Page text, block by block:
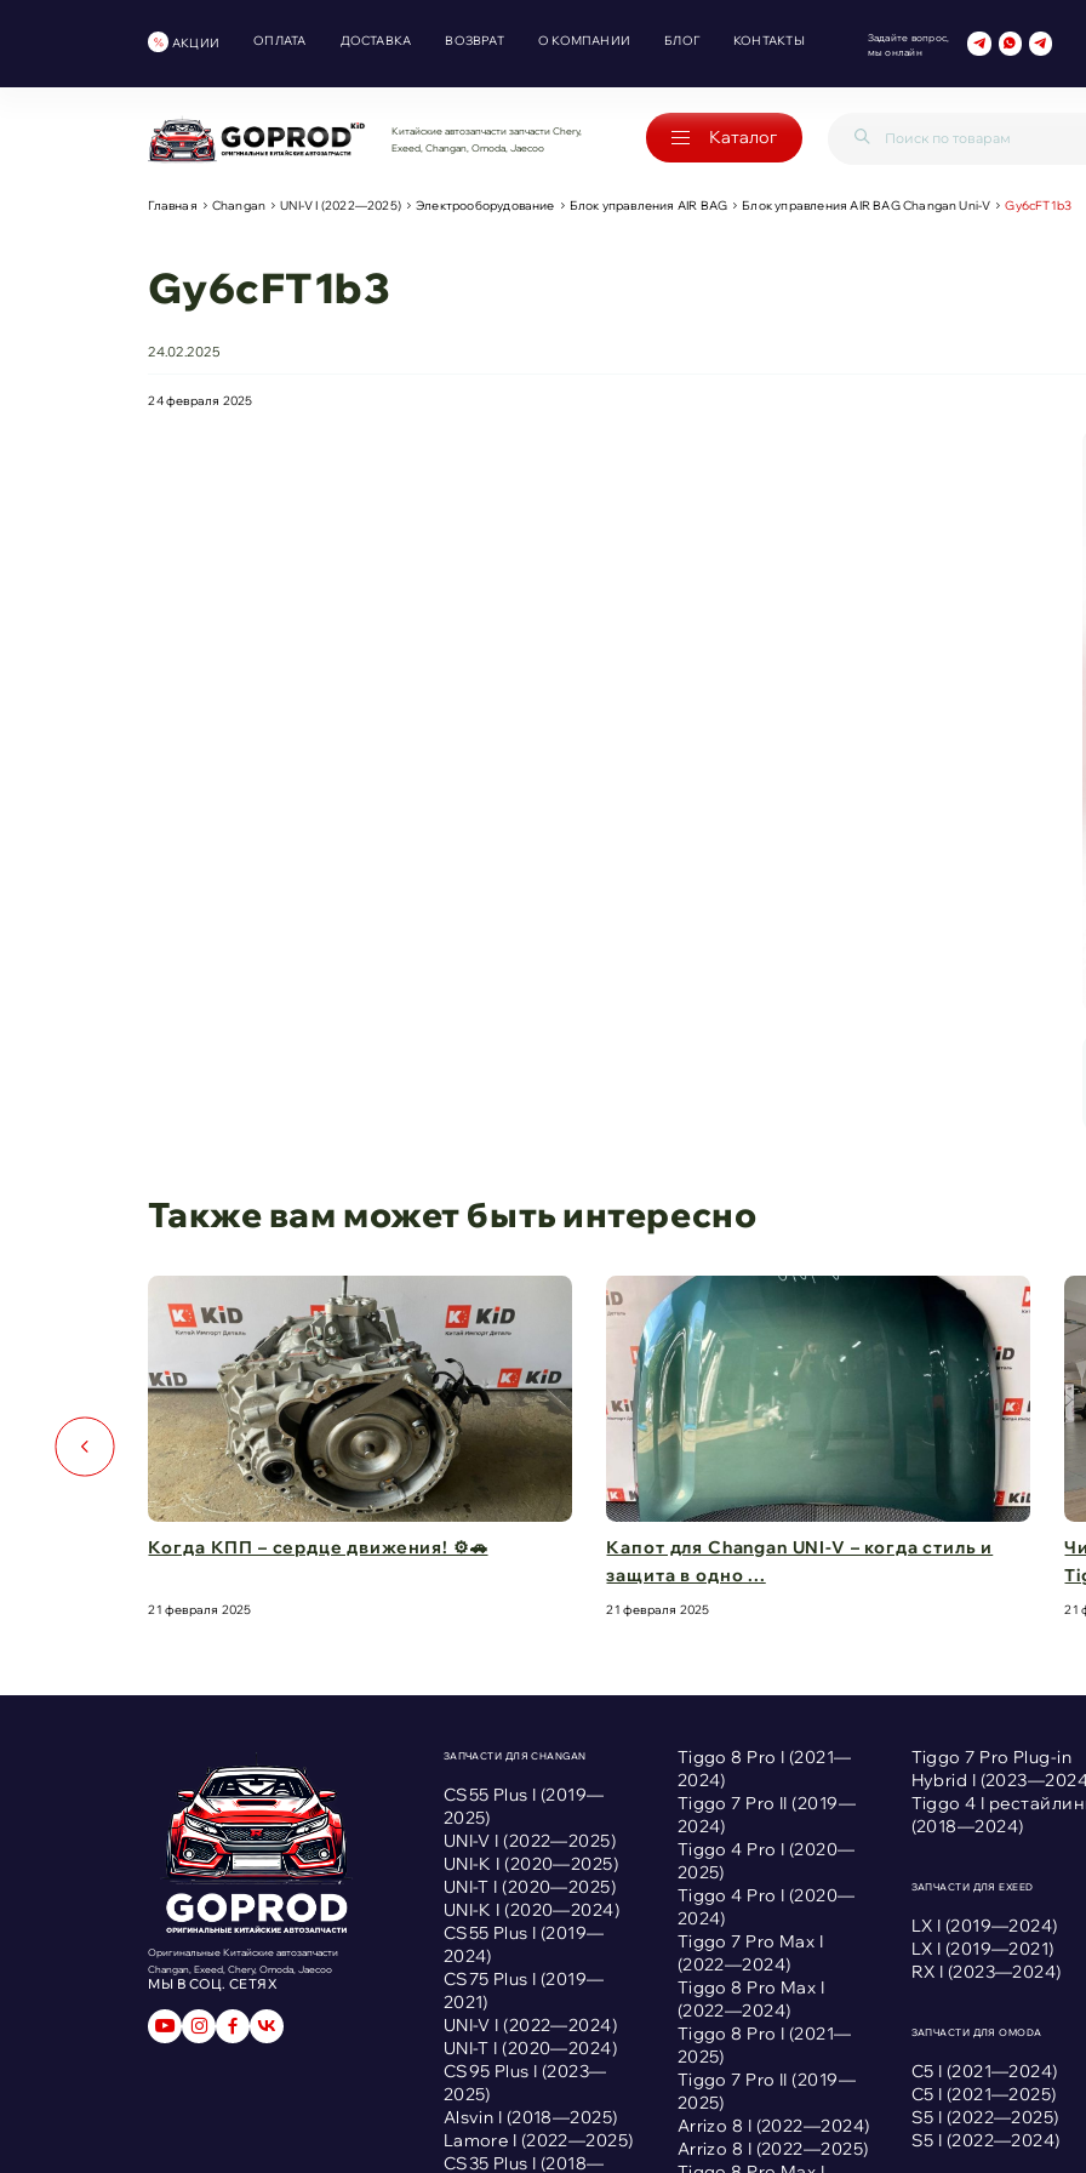
АКЦИИ ОПЛАТА ДОСТАВКА ВОЗВРАТ О КОМПАНИИ БЛОГ КОНТАКТЫ
Задайте вопрос,
мы онлайн
Китайские автозапчасти запчасти Chery,
Exeed, Changan, Omoda, Jaecoo
Каталог
Главная Changan UNI-V I (2022—2025) Электрооборудование Блок управления AIR BAG Блок управления AIR BAG Changan Uni-V Gy6cFT1b3
Gy6cFT1b3
24.02.2025
24 февраля 2025
Также вам может быть интересно
Капот для Changan UNI-V – когда стиль и
21 февраля 2025
Чистый обзор на 360° – стекла для Chery
Tiggo 8 Pro M ...
21 февраля 2025 21
Оригинальные Китайские автозапчасти
Changan, Exeed, Chery, Omoda, Jaecoo
МЫ В СОЦ. СЕТЯХ
ЗАПЧАСТИ ДЛЯ CHANGAN
CS55 Plus I (2019—
2025)
UNI-V I (2022—2025)
UNI-K I (2020—2025)
UNI-T I (2020—2025)
UNI-K I (2020—2024)
CS55 Plus I (2019—
2024)
CS75 Plus I (2019—
2021)
UNI-V I (2022—2024)
UNI-T I (2020—2024)
CS95 Plus I (2023—
2025)
Alsvin I (2018—2025)
Lamore I (2022—2025)
CS35 Plus I (2018—
Tiggo 8 Pro I (2021—
2024)
Tiggo 7 Pro II (2019—
2024)
Tiggo 4 Pro I (2020—
2025)
Tiggo 4 Pro I (2020—
2024)
Tiggo 7 Pro Max I
(2022—2024)
Tiggo 8 Pro Max I
(2022—2024)
Tiggo 8 Pro I (2021—
2025)
Tiggo 7 Pro II (2019—
2025)
Arrizo 8 I (2022—2024)
Arrizo 8 I (2022—2025)
Tiggo 7 Pro Plug-in
Hybrid I
Tiggo 4 I
(2018—2024)
ЗАПЧАСТИ ДЛЯ EXEED
LX I (2019—2024)
LX I (2019—2021)
RX I (2023—2024)
ЗАПЧАСТИ ДЛЯ OMODA
С5 I (2021—2024)
С5 I (2021—2025)
S5 I (2022—2025)
S5 I (2022—2024)